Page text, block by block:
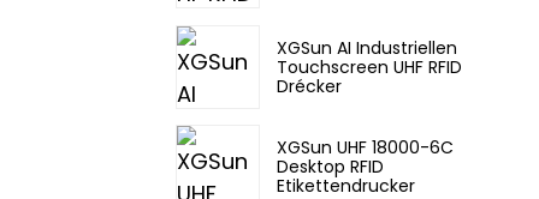
XGSun AI Industriellen
Touchscreen UHF RFID
Drécker
XGSun UHF 18000-6C
Desktop RFID
Etikettendrucker